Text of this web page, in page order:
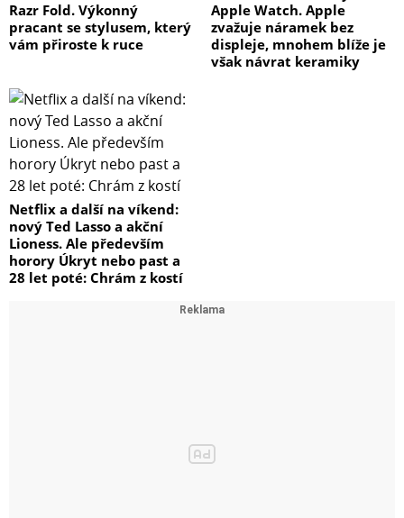
Razr Fold. Výkonný
pracant se stylusem, který
vám přiroste k ruce
Apple Watch. Apple
zvažuje náramek bez
displeje, mnohem blíže je
však návrat keramiky
Netflix a další na víkend:
nový Ted Lasso a akční
Lioness. Ale především
horory Úkryt nebo past a
28 let poté: Chrám z kostí